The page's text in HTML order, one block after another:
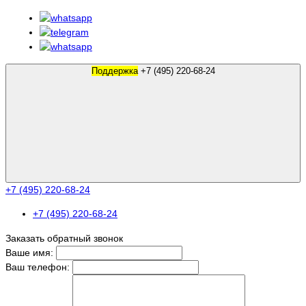
Поддержка +7 (495) 220-68-24
+7 (495) 220-68-24
+7 (495) 220-68-24
Заказать обратный звонок
Ваше имя:
Ваш телефон: